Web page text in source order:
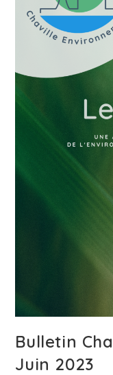
Bulletin
Juin 2023